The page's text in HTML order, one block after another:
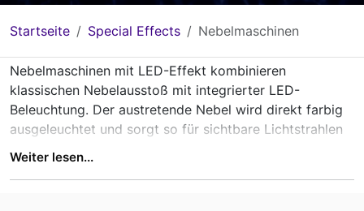
Startseite Special Effects Nebelmaschinen
Nebelmaschinen mit LED-Effekt kombinieren
klassischen Nebelausstoß mit integrierter LED-
Beleuchtung. Der austretende Nebel wird direkt farbig
ausgeleuchtet und sorgt so für sichtbare Lichtstrahlen
und atmosphärische Effekte - ganz ohne zusätzliche
Weiter lesen...